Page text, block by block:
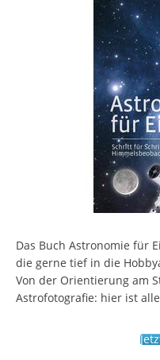
Das Buch Astronomie für
die gerne tief in die
Von der Orientierung am
Astrofotografie: hier ist